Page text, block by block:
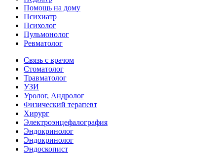
Помощь на дому
Психиатр
Психолог
Пульмонолог
Ревматолог
Связь с врачом
Стоматолог
Травматолог
УЗИ
Уролог, Андролог
Физический терапевт
Хирург
Электроэнцефалография
Эндокринолог
Эндокринолог
Эндоскопист